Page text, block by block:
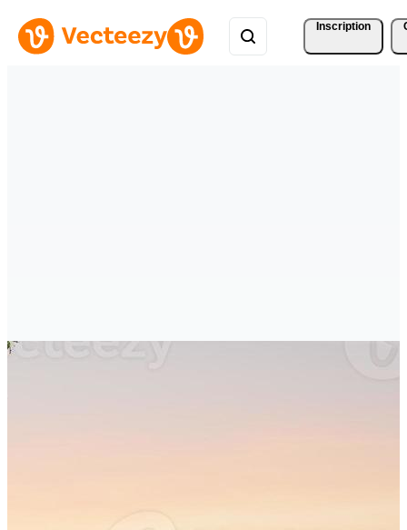
Inscription